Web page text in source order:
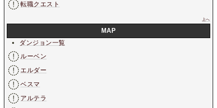
転職クエスト
上へ
MAP
ダンジョン一覧
ルーベン
エルダー
ベスマ
アルテラ